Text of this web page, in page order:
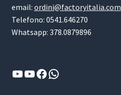
email: ordini@factoryitalia.com
Telefono: 0541.646270
Whatsapp: 378.0879896
YouTube
YouTube
Facebook
WhatsApp